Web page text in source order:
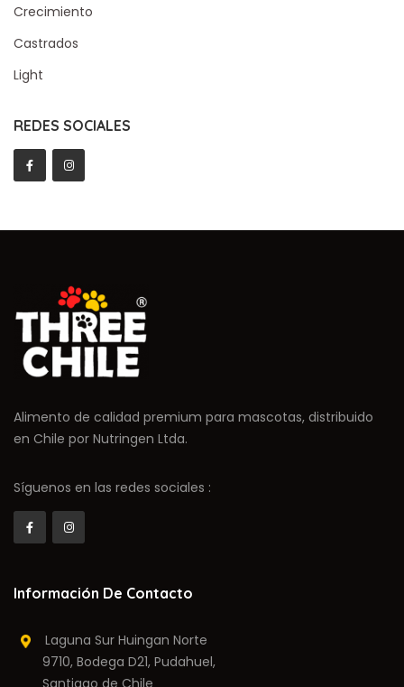
Crecimiento
Castrados
Light
REDES SOCIALES
Alimento de calidad premium para mascotas, distribuido
en Chile por Nutringen Ltda.
Síguenos en las redes sociales :
Información De Contacto
Laguna Sur Huingan Norte
9710, Bodega D21, Pudahuel,